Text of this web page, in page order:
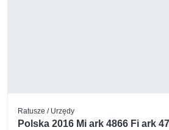
Ratusze / Urzędy
Polska 2016 Mi ark 4866 Fi ark